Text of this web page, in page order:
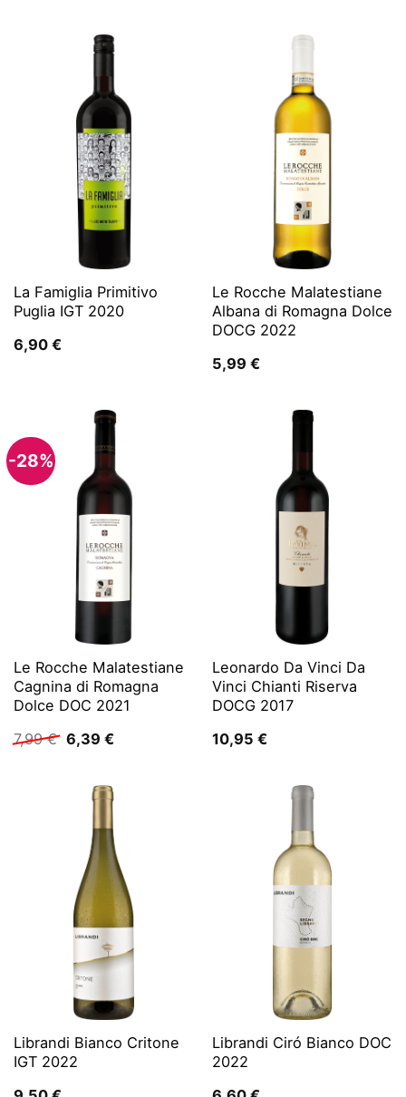
La Famiglia Primitivo
Puglia IGT 2020
6,90 €
Le Rocche Malatestiane
Albana di Romagna Dolce
DOCG 2022
5,99 €
-28%
Le Rocche Malatestiane
Cagnina di Romagna
Dolce DOC 2021
7,99€ Ursprünglicher
Preis
7,99 €
6,39 €Aktueller
Leonardo Da Vinci Da
Vinci Chianti Riserva
DOCG 2017
10,95 €
Librandi Bianco Critone
IGT 2022
Librandi Ciró Bianco DOC
2022